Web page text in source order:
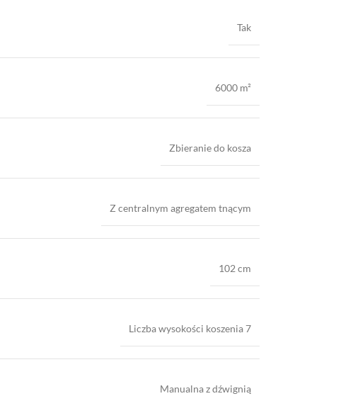
Tak
6000 m²
Zbieranie do kosza
Z centralnym agregatem tnącym
102 cm
Liczba wysokości koszenia 7
Manualna z dźwignią